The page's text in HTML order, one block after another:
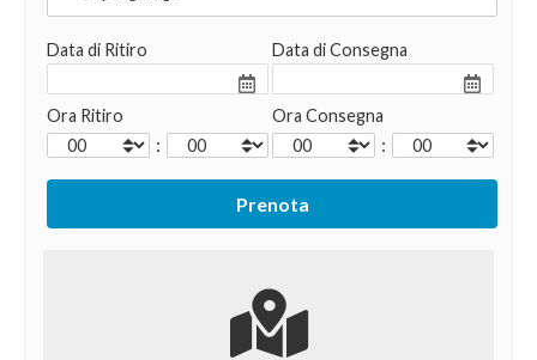
Data di Ritiro
Ora Ritiro
:
Data di Consegna
Ora Consegna
: